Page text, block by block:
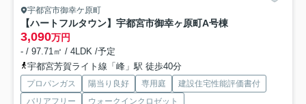
宇都宮市御幸ケ原町
【ハートフルタウン】宇都宮市御幸ヶ原町A号棟
3,090万円
- / 97.71㎡ / 4LDK /予定
宇都宮芳賀ライト線「峰」駅 徒歩40分
プロパンガス 陽当り良好 専用庭
建設住宅性能評価書付
バリアフリー
ウォークインクロゼット